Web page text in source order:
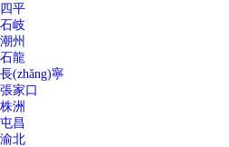
四平
石岐
潮州
石龍
長(zhǎng)寧
張家口
株洲
屯昌
渝北